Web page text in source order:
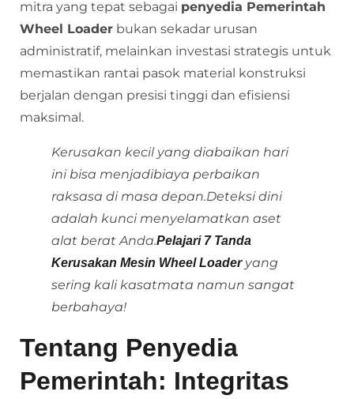
mitra yang tepat sebagai penyedia Pemerintah
Wheel Loader bukan sekadar urusan
administratif, melainkan investasi strategis untuk
memastikan rantai pasok material konstruksi
berjalan dengan presisi tinggi dan efisiensi
maksimal.
Kerusakan kecil yang diabaikan hari
ini bisa menjadibiaya perbaikan
raksasa di masa depan.Deteksi dini
adalah kunci menyelamatkan aset
alat berat Anda.Pelajari 7 Tanda
Kerusakan Mesin Wheel Loaderyang
sering kali kasatmata namun sangat
berbahaya!
Tentang Penyedia
Pemerintah: Integritas